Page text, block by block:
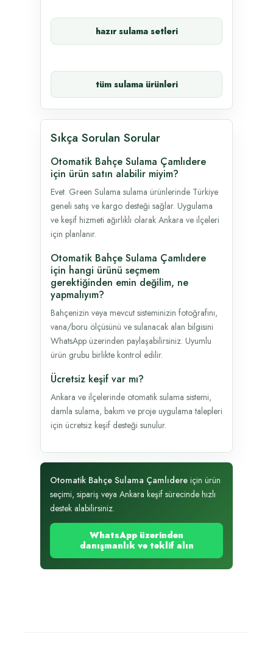
hazır sulama setleri
tüm sulama ürünleri
Sıkça Sorulan Sorular
Otomatik Bahçe Sulama Çamlıdere
için ürün satın alabilir miyim?
Evet. Green Sulama sulama ürünlerinde Türkiye
geneli satış ve kargo desteği sağlar. Uygulama
ve keşif hizmeti ağırlıklı olarak Ankara ve ilçeleri
için planlanır.
Otomatik Bahçe Sulama Çamlıdere
için hangi ürünü seçmem
gerektiğinden emin değilim, ne
yapmalıyım?
Bahçenizin veya mevcut sisteminizin fotoğrafını,
vana/boru ölçüsünü ve sulanacak alan bilgisini
WhatsApp üzerinden paylaşabilirsiniz. Uyumlu
ürün grubu birlikte kontrol edilir.
Ücretsiz keşif var mı?
Ankara ve ilçelerinde otomatik sulama sistemi,
damla sulama, bakım ve proje uygulama talepleri
için ücretsiz keşif desteği sunulur.
Otomatik Bahçe Sulama Çamlıdere için ürün
seçimi, sipariş veya Ankara keşif sürecinde hızlı
destek alabilirsiniz.
WhatsApp üzerinden
danışmanlık ve teklif alın